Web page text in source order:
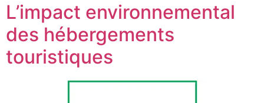
L’impact environnemental
des hébergements
touristiques